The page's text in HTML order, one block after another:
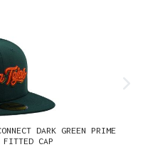
DARK GREEN PRIME
CAP